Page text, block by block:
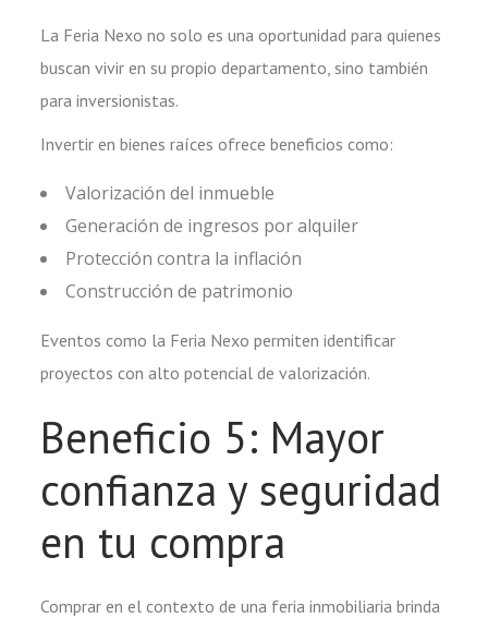
La Feria Nexo no solo es una oportunidad para quienes
buscan vivir en su propio departamento, sino también
para inversionistas.
Invertir en bienes raíces ofrece beneficios como:
Valorización del inmueble
Generación de ingresos por alquiler
Protección contra la inflación
Construcción de patrimonio
Eventos como la Feria Nexo permiten identificar
proyectos con alto potencial de valorización.
Beneficio 5: Mayor
confianza y seguridad
en tu compra
Comprar en el contexto de una feria inmobiliaria brinda